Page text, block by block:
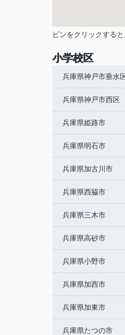
ピンをクリックする
小学校区
兵庫県神戸市垂水
兵庫県神戸市西区
兵庫県姫路市
兵庫県明石市
兵庫県加古川市
兵庫県西脇市
兵庫県三木市
兵庫県高砂市
兵庫県小野市
兵庫県加西市
兵庫県加東市
兵庫県たつの市